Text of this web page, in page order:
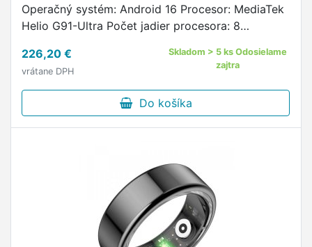
Operačný systém: Android 16 Procesor: MediaTek
Helio G91-Ultra Počet jadier procesora: 8
[GB]: 128 GB Veľkosť RAM …
226,20 €
vrátane DPH
Skladom > 5 ks Odosielame
zajtra
Do košíka